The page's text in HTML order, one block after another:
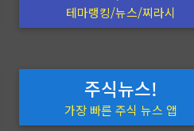
테마랭킹/뉴스/찌라시
주식뉴스!
가장 빠른 주식 뉴스 앱